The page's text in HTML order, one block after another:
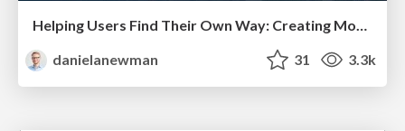
Helping Users Find Their Own Way: Creating Modern Search Experiences
danielanewman
31 3.3k